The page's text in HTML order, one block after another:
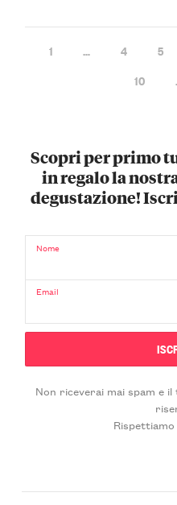
1 … 4 5
10
Scopri per primo
in regalo la
degustazione!
Nome
Email
Non riceverai mai spam e